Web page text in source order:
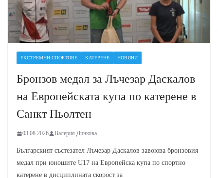
ЕКСТРЕМНИ СПОРТОВЕ КАТЕРЕНЕ НОВИНИ
Бронзов медал за Лъчезар Даскалов
на Европейската купа по катерене в
Санкт Пьолтен
03.08.2026 Валерия Динкова
Българският състезател Лъчезар Даскалов завоюва бронзовия
медал при юношите U17 на Европейска купа по спортно
катерене в дисциплината скорост за